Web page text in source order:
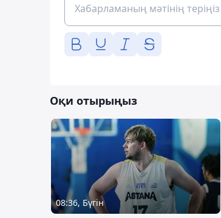
Оқи отырыңыз
08:36, Бүгін